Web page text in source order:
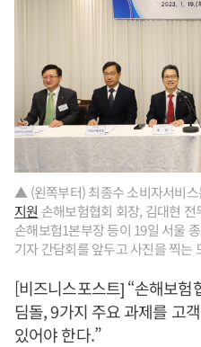
▲ (왼쪽부터) 최종수 소비자서비
지원 손해보험협회 회장, 김대현
손해보험1본부장 등이 19일 서울
기자 간담회를 앞두고 사진을 찍는
[비즈니스포스트] “손해보험
딤돌, 9가지 주요 과제를 고
있어야 한다.”